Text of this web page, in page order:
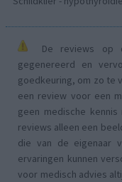
De reviews op
gegenereerd en
goedkeuring, om zo te
een review voor een
geen medische
reviews alleen een
die van de eigenaar
ervaringen kunnen
voor medisch advies